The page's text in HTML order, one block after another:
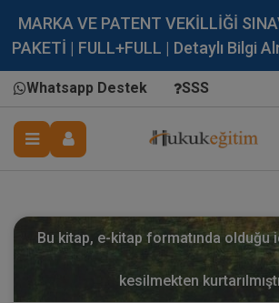
MARKA VE PATENT VEKİLLİĞİ
PAKETİ | FULL+FULL | Detaylı Bilgi
Whatsapp Destek SSS
Bu kitap, e-kitap formatında olduğu
kesilmekten